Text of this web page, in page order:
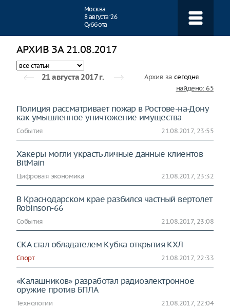
Москва
8 августа ‘26
Суббота
АРХИВ ЗА 21.08.2017
21 августа 2017 г. Архив за сегодня
найдено: 65
Полиция рассматривает пожар в Ростове-на-Дону
как умышленное уничтожение имущества
События 21.08.2017, 23:55
Хакеры могли украсть личные данные клиентов
BitMain
Цифровая экономика 21.08.2017, 23:32
В Краснодарском крае разбился частный вертолет
Robinson-66
События 21.08.2017, 23:08
СКА стал обладателем Кубка открытия КХЛ
Спорт 21.08.2017, 22:33
«Калашников» разработал радиоэлектронное
оружие против БПЛА
Технологии 21.08.2017, 22:04